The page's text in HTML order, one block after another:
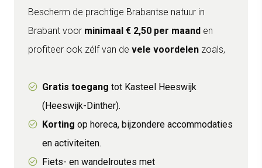
Bescherm de prachtige Brabantse natuur in
Brabant voor minimaal € 2,50 per maand en
profiteer ook zélf van de vele voordelen zoals,
Gratis toegang tot Kasteel Heeswijk
(Heeswijk-Dinther).
Korting op horeca, bijzondere accommodaties
en activiteiten.
Fiets- en wandelroutes met